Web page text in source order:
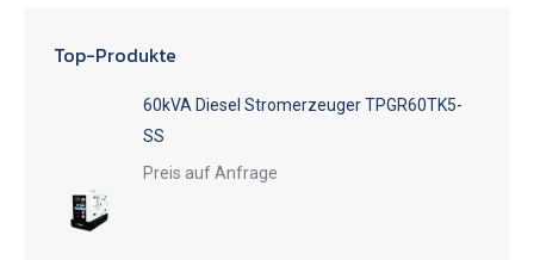
Top-Produkte
60kVA Diesel Stromerzeuger TPGR60TK5-
SS
Preis auf Anfrage